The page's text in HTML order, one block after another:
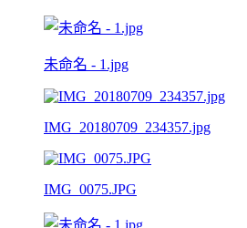
未命名 - 1.jpg
IMG_20180709_234357.jpg
IMG_0075.JPG